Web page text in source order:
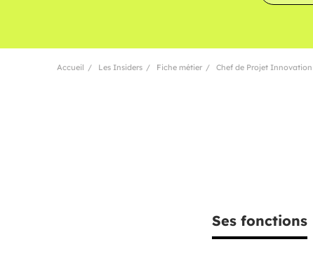
Accueil Les Insiders Fiche métier Chef de Projet Innovation
Ses fonctions